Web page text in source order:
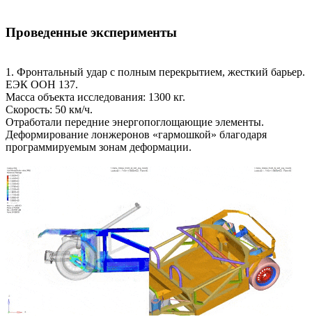
Проведенные эксперименты
1. Фронтальный удар с полным перекрытием, жесткий барьер.
ЕЭК ООН 137.
Масса объекта исследования: 1300 кг.
Скорость: 50 км/ч.
Отработали передние энергопоглощающие элементы.
Деформирование лонжеронов «гармошкой» благодаря
программируемым зонам деформации.